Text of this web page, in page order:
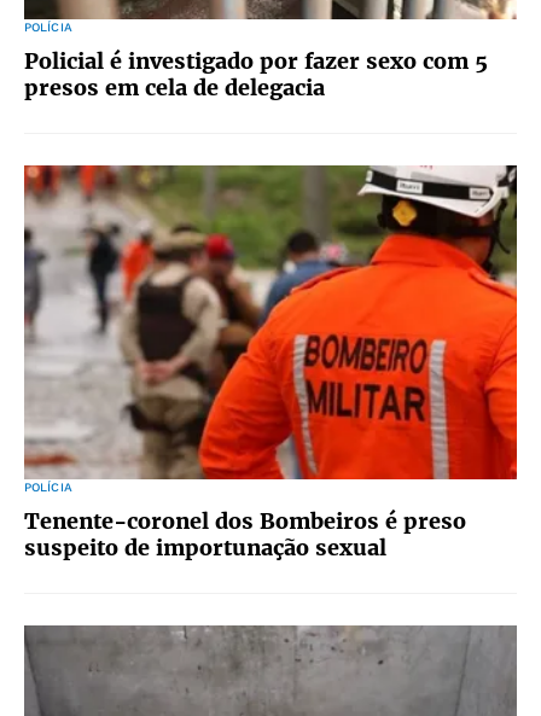
POLÍCIA
Policial é investigado por fazer sexo com 5
presos em cela de delegacia
POLÍCIA
Tenente-coronel dos Bombeiros é preso
suspeito de importunação sexual